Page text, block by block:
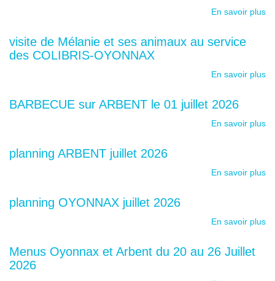
En savoir plus
visite de Mélanie et ses animaux au service
des COLIBRIS-OYONNAX
En savoir plus
BARBECUE sur ARBENT le 01 juillet 2026
En savoir plus
planning ARBENT juillet 2026
En savoir plus
planning OYONNAX juillet 2026
En savoir plus
Menus Oyonnax et Arbent du 20 au 26 Juillet
2026